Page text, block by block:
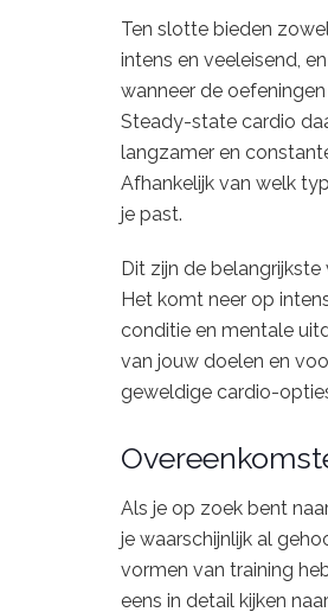
Ten slotte bieden
intens en veeleisend,
wanneer de
Steady-state cardio
langzamer en
Afhankelijk van welk
je past.
Dit zijn de
Het komt neer op
conditie en mentale
van jouw doelen en
geweldige cardio-
Als je op zoek bent
je waarschijnlijk al
vormen van training
eens in detail kijken